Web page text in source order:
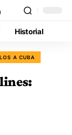
Historial
A CUBA